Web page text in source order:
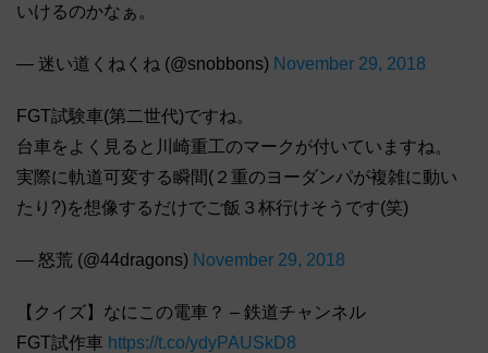
いけるのかなぁ。
— 迷い道くねくね (@snobbons) November 29, 2018
FGT試験車(第二世代)ですね。
台車をよく見ると川崎重工のマークが付いていますね。
実際に軌道可変する瞬間(２重のヨーダンパが複雑に動い
たり?)を想像するだけでご飯３杯行けそうです(笑)
— 怒荒 (@44dragons) November 29, 2018
【クイズ】なにこの電車？ – 鉄道チャンネル
FGT試作車 https://t.co/ydyPAUSkD8